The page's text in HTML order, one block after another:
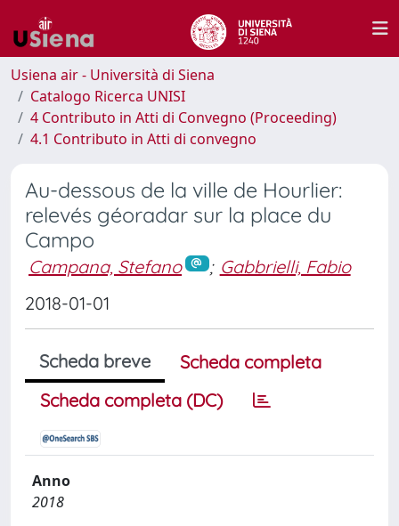
Usiena air - Università di Siena
Catalogo Ricerca UNISI
4 Contributo in Atti di Convegno (Proceeding)
4.1 Contributo in Atti di convegno
Au-dessous de la ville de Hourlier:
relevés géoradar sur la place du
Campo
Campana, Stefano ; Gabbrielli, Fabio
2018-01-01
Scheda breve
Scheda completa
Scheda completa (DC)
Anno
2018